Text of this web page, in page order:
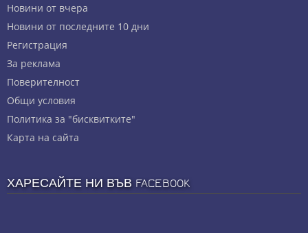
Новини от вчера
Новини от последните 10 дни
Регистрация
За реклама
Πoвepитeлнocт
Общи условия
Политика за "бисквитките"
Карта на сайта
ХАРЕСАЙТЕ НИ ВЪВ FACEBOOK